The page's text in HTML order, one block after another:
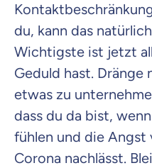
du, kann das
Wichtigste ist jetzt
Geduld hast. Dränge
etwas zu
dass du da bist,
fühlen und die Angst
Corona nachlässt.